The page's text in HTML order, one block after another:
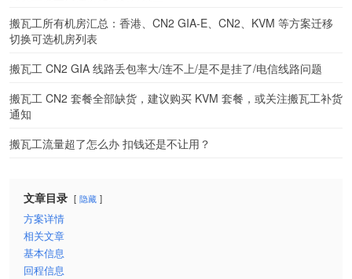
搬瓦工所有机房汇总：香港、CN2 GIA-E、CN2、KVM 等方案迁移
切换可选机房列表
搬瓦工 CN2 GIA 线路丢包率大/连不上/是不是挂了/电信线路问题
搬瓦工 CN2 套餐全部缺货，建议购买 KVM 套餐，或关注搬瓦工补货
通知
搬瓦工流量超了怎么办 扣钱还是不让用？
文章目录 隐藏
方案详情
相关文章
基本信息
回程信息